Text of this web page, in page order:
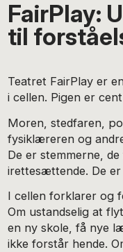
FairPlay:
til
Teatret FairPlay er
i cellen. Pigen er
Moren, stedfaren,
fysiklæreren og
De er stemmerne,
irettesættende. De er
I cellen forklarer og
Om ustandselig at
en ny skole, få nye
ikke forstår hende.